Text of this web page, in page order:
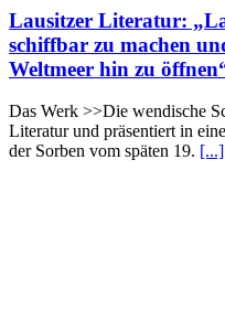
Lausitzer Literatur:
schiffbar zu machen
Weltmeer hin zu
Das Werk >>Die wendische
Literatur und präsentiert in
der Sorben vom späten 19. [...]